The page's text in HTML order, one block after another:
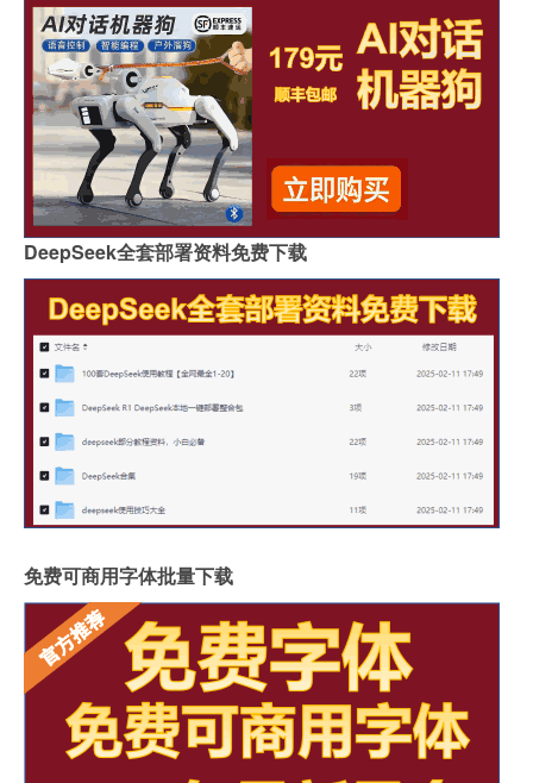
DeepSeek全套部署资料免费下载
免费可商用字体批量下载